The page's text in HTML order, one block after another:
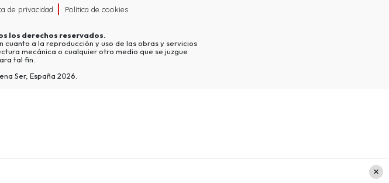
de privacidad Política de cookies
los derechos reservados.
cuanto a la reproducción y uso de las obras y servicios
mecánica o cualquier otro medio que se juzgue
tal fin.
Ser, España 2026.